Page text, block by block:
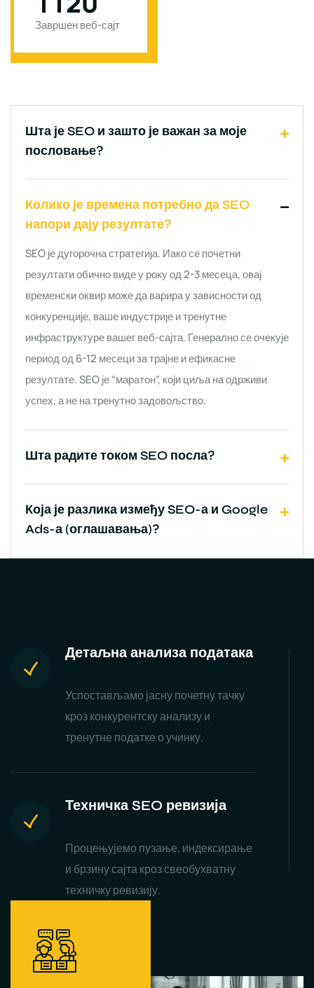
Завршен веб-сајт
Шта је SEO и зашто је важан за моје
пословање?
Колико је времена потребно да SEO
напори дају резултате?
SEO је дугорочна стратегија. Иако се почетни
резултати обично виде у року од 2-3 месеца, овај
временски оквир може да варира у зависности од
конкуренције, ваше индустрије и тренутне
инфраструктуре вашег веб-сајта. Генерално се очекује
период од 6-12 месеци за трајне и ефикасне
резултате. SEO је “маратон”, који циља на одрживи
успех, а не на тренутно задовољство.
Шта радите током SEO посла?
Која је разлика између SEO-а и Google
Ads-а (оглашавања)?
Детаљна анализа података
Успостављамо јасну почетну тачку
кроз конкурентску анализу и
тренутне податке о учинку.
Техничка SEO ревизија
Процењујемо пузање, индексирање
и брзину сајта кроз свеобухватну
техничку ревизију.